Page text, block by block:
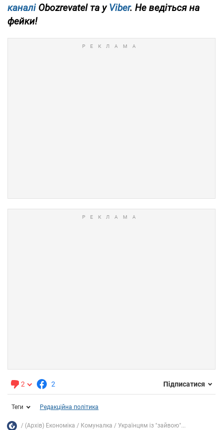
каналіObozrevatel та уViber. Не ведіться на
фейки!
2 2 Підписатися
Теги Редакційна політика
(Архів) Економіка Комуналка Українцям із "зайвою"...